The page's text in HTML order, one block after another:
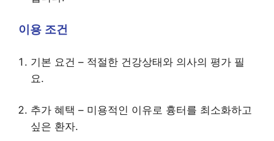
이용 조건
기본 요건 – 적절한 건강상태와 의사의 평가 필
요.
추가 혜택 – 미용적인 이유로 흉터를 최소화하고
싶은 환자.